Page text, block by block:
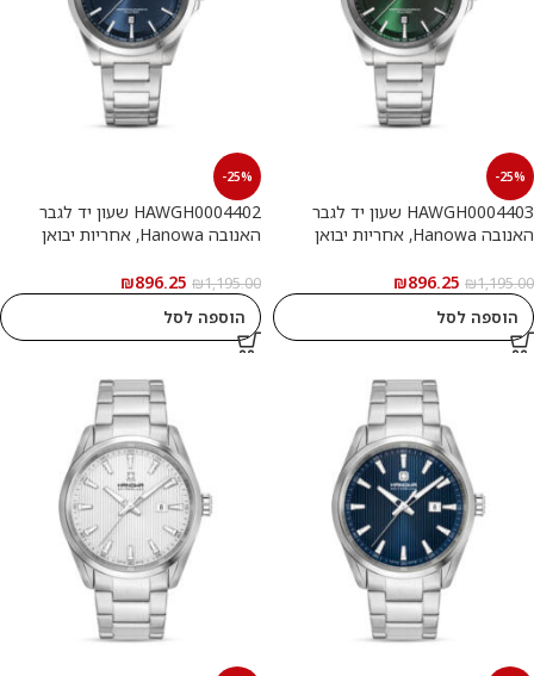
-25%
HAWGH0004403 שעון יד לגבר
האנובה Hanowa, אחריות יבואן
₪1,195.00
₪896.25
הוספה לסל
-25%
HAWGH0004402 שעון יד לגבר
האנובה Hanowa, אחריות יבואן
₪1,195.00
₪896.25
הוספה לסל